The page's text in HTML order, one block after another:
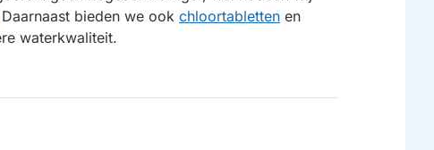
bieden we ook chloortabletten en
waterkwaliteit.